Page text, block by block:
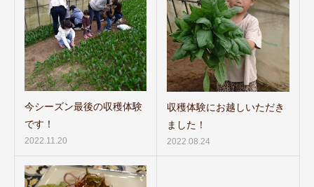
今シーズン最後の収穫体験
です！
2022.11.20
収穫体験にお越しいただき
ました！
2022.08.24